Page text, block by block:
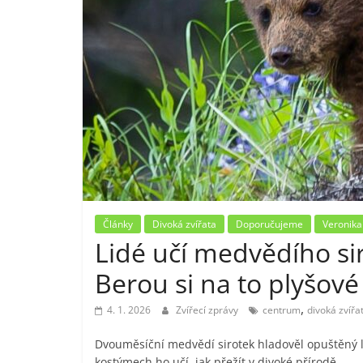
Články Divoká zvířata Doporučujeme
Lidé učí medvědího
Berou si na to
4. 1. 2026 Zvířecí zprávy centrum, divoká
Dvouměsíční medvědí sirotek hladověl